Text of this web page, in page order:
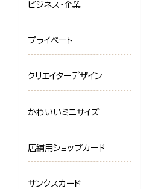
ビジネス・企業
プライベート
クリエイターデザイン
かわいいミニサイズ
店舗用ショップカード
サンクスカード